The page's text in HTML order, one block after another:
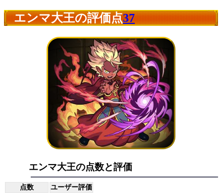
エンマ大王の評価点37
エンマ大王の点数と評価
点数 ユーザー評価